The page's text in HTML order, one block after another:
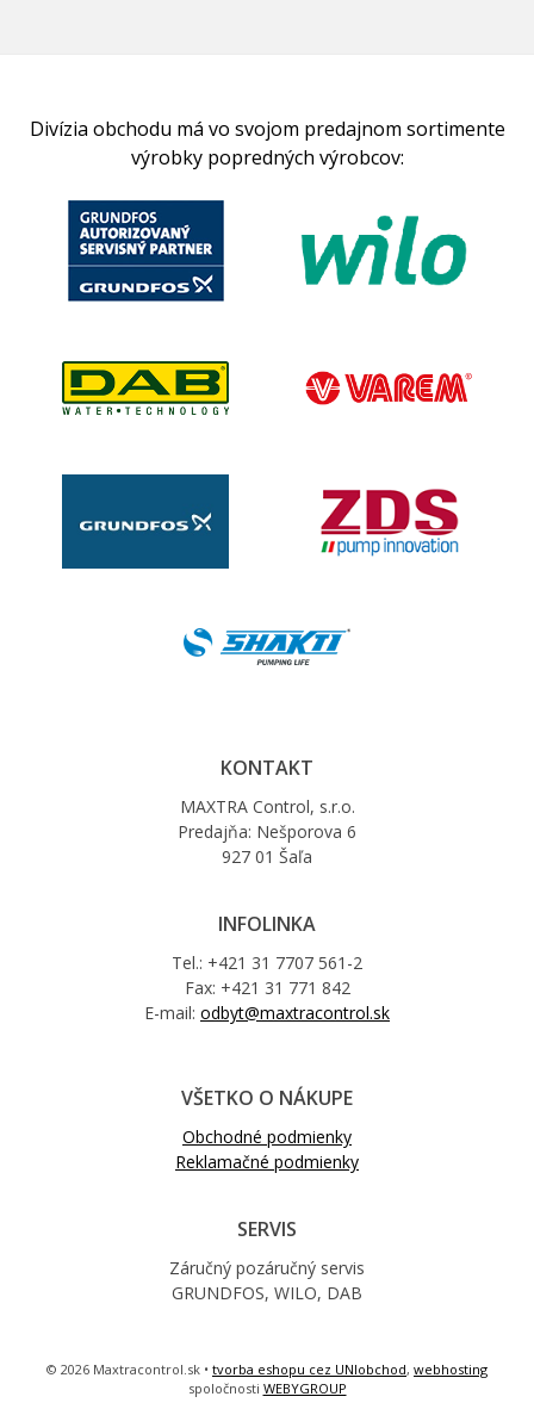
Divízia obchodu má vo svojom predajnom sortimente
výrobky popredných výrobcov:
KONTAKT
MAXTRA Control, s.r.o.
Predajňa: Nešporova 6
927 01 Šaľa
INFOLINKA
Tel.: +421 31 7707 561-2
Fax: +421 31 771 842
E-mail: odbyt@maxtracontrol.sk
VŠETKO O NÁKUPE
Obchodné podmienky
Reklamačné podmienky
SERVIS
Záručný pozáručný servis
GRUNDFOS, WILO, DAB
© 2026 Maxtracontrol.sk • tvorba eshopu cez UNIobchod, webhosting
spoločnosti WEBYGROUP